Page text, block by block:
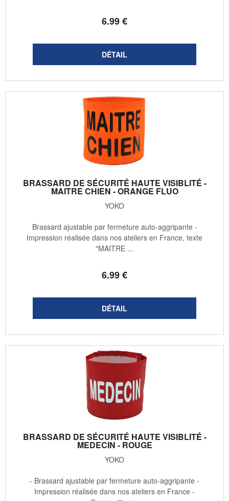
6.99€
BRASSARD DE SÉCURITÉ HAUTE VISIBLITÉ -
MAITRE CHIEN - ORANGE FLUO
YOKO
6.99€
Brassard ajustable par fermeture auto-aggripante -
Impression réalisée dans nos ateliers en France, texte
"MAITRE ...
BRASSARD DE SÉCURITÉ HAUTE VISIBLITÉ -
MEDECIN - ROUGE
YOKO
- Brassard ajustable par fermeture auto-aggripante -
Impression réalisée dans nos ateliers en France -